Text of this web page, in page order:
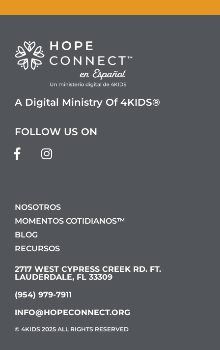
A Digital Ministry Of 4KIDS®
FOLLOW US ON
NOSOTROS
MOMENTOS COTIDIANOS™
BLOG
RECURSOS
2717 WEST CYPRESS CREEK RD. FT.
LAUDERDALE, FL 33309
(954) 979-7911
INFO@HOPECONNECT.ORG
© 4KIDS 2025 ALL RIGHTS RESERVED